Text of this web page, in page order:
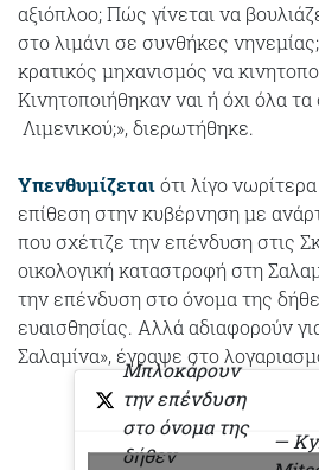
αξιόπλοο; Πώς γίνεται να
στο λιμάνι σε συνθήκες
κρατικός μηχανισμός να
Κινητοποιήθηκαν ναι ή όχι όλα
Λιμενικού;», διερωτήθηκε.
Υπενθυμίζεταιότι λίγο
επίθεση στην κυβέρνηση με
που σχέτιζε την επένδυση στις
οικολογική καταστροφή στη
την επένδυση στο όνομα της
ευαισθησίας. Αλλά αδιαφορούν
Σαλαμίνα», έγραψε στο
Μπλοκάρουν
την επένδυση
στο όνομα της
δήθεν
—